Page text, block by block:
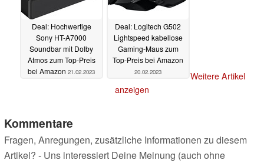
Deal: Hochwertige
Sony HT-A7000
Soundbar mit Dolby
Atmos zum Top-Preis
bei Amazon 21.02.2023
Deal: Logitech G502
Lightspeed kabellose
Gaming-Maus zum
Top-Preis bei Amazon
20.02.2023
Weitere Artikel
anzeigen
Kommentare
Fragen, Anregungen, zusätzliche Informationen zu diesem
Artikel? - Uns interessiert Deine Meinung (auch ohne